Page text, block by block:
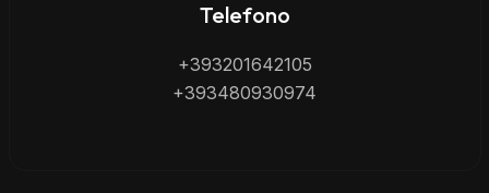
Telefono
+393201642105
+393480930974